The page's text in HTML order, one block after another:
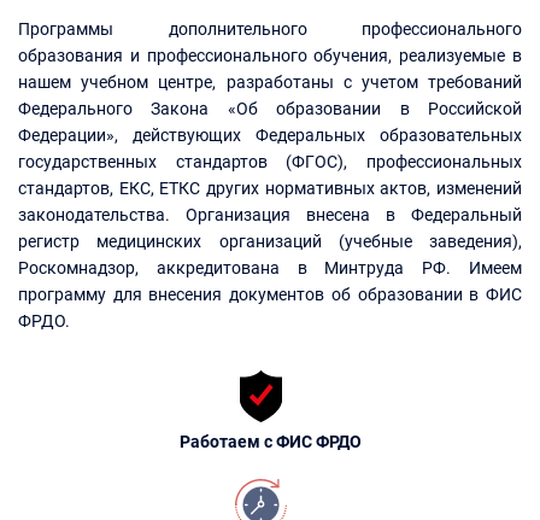
Программы дополнительного профессионального
образования и профессионального обучения, реализуемые в
нашем учебном центре, разработаны с учетом требований
Федерального Закона «Об образовании в Российской
Федерации», действующих Федеральных образовательных
государственных стандартов (ФГОС), профессиональных
стандартов, ЕКС, ЕТКС других нормативных актов, изменений
законодательства. Организация внесена в Федеральный
регистр медицинских организаций (учебные заведения),
Роскомнадзор, аккредитована в Минтруда РФ. Имеем
программу для внесения документов об образовании в ФИС
ФРДО.
Работаем с ФИС ФРДО